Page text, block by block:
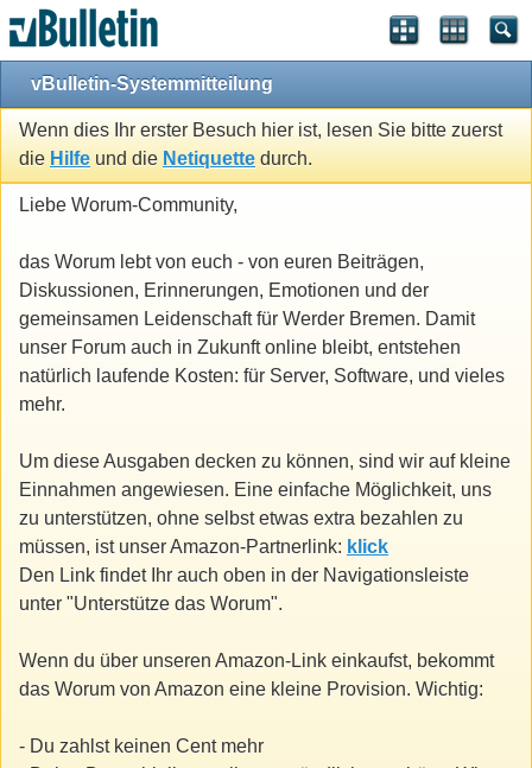
vBulletin-Systemmitteilung
Wenn dies Ihr erster Besuch hier ist, lesen Sie bitte zuerst
die Hilfe und die Netiquette durch.
Liebe Worum-Community,
das Worum lebt von euch - von euren Beiträgen,
Diskussionen, Erinnerungen, Emotionen und der
gemeinsamen Leidenschaft für Werder Bremen. Damit
unser Forum auch in Zukunft online bleibt, entstehen
natürlich laufende Kosten: für Server, Software, und vieles
mehr.
Um diese Ausgaben decken zu können, sind wir auf kleine
Einnahmen angewiesen. Eine einfache Möglichkeit, uns
zu unterstützen, ohne selbst etwas extra bezahlen zu
müssen, ist unser Amazon-Partnerlink: klick
Den Link findet Ihr auch oben in der Navigationsleiste
unter "Unterstütze das Worum".
Wenn du über unseren Amazon-Link einkaufst, bekommt
das Worum von Amazon eine kleine Provision. Wichtig:
- Du zahlst keinen Cent mehr